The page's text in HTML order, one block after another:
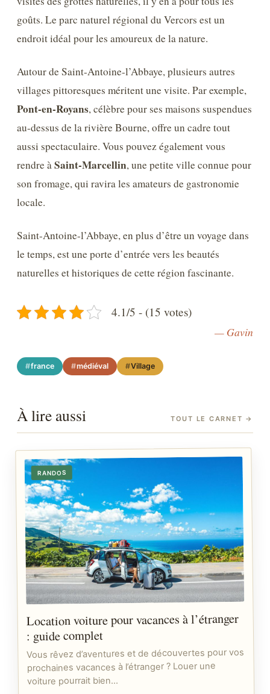
goûts. Le parc naturel régional du Vercors est un
endroit idéal pour les amoureux de la nature.
Autour de Saint-Antoine-l’Abbaye, plusieurs autres
villages pittoresques méritent une visite. Par exemple,
Pont-en-Royans, célèbre pour ses maisons suspendues
au-dessus de la rivière Bourne, offre un cadre tout
aussi spectaculaire. Vous pouvez également vous
rendre àSaint-Marcellin, une petite ville connue pour
son fromage, qui ravira les amateurs de gastronomie
locale.
Saint-Antoine-l’Abbaye, en plus d’être un voyage dans
le temps, est une porte d’entrée vers les beautés
naturelles et historiques de cette région fascinante.
4.1/5 - (15 votes)
— Gavin
france médiéval Village
À lire aussi TOUT LE CARNET →
RANDOS
Location voiture pour vacances à l’étranger
: guide complet
Vous rêvez d’aventures et de découvertes pour vos
prochaines vacances à l’étranger ? Louer une
voiture pourrait bien…